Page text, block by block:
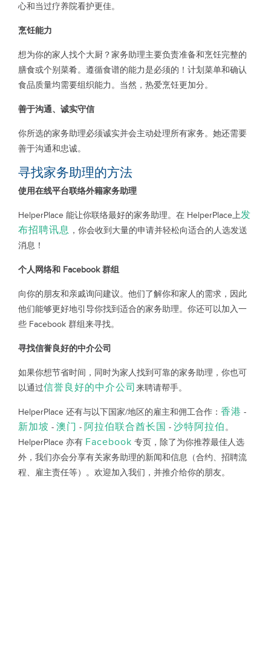
心和当过疗养院看护更佳。
烹饪能力
想为你的家人找个大厨？家务助理主要负责准备和烹饪完整的
膳食或个别菜肴。遵循食谱的能力是必须的！计划菜单和确认
食品质量均需要组织能力。当然，热爱烹饪更加分。
善于沟通、诚实守信
你所选的家务助理必须诚实并会主动处理所有家务。她还需要
善于沟通和忠诚。
寻找家务助理的方法
使用在线平台联络外籍家务助理
HelperPlace 能让你联络最好的家务助理。在 HelperPlace上发
布招聘讯息 ，你会收到大量的申请并轻松向适合的人选发送
消息！
个人网络和 Facebook 群组
向你的朋友和亲戚询问建议。他们了解你和家人的需求，因此
他们能够更好地引导你找到适合的家务助理。你还可以加入一
些 Facebook 群组来寻找。
寻找信誉良好的中介公司
如果你想节省时间，同时为家人找到可靠的家务助理，你也可
以通过信誉良好的中介公司 来聘请帮手。
HelperPlace 还有与以下国家/地区的雇主和佣工合作： 香港 -
新加坡 - 澳门 - 阿拉伯联合酋长国 - 沙特阿拉伯。
HelperPlace 亦有 Facebook 专页，除了为你推荐最佳人选
外，我们亦会分享有关家务助理的新闻和信息（合约、招聘流
程、雇主责任等）。欢迎加入我们，并推介给你的朋友。